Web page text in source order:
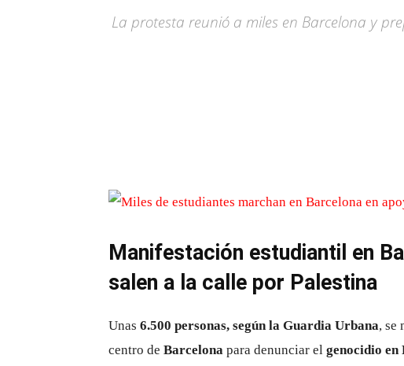
La protesta reunió a miles en Barcelona y
Manifestación estudiantil en
salen a la calle por Palestina
Unas 6.500 personas, según la Guardia Urbana, se
centro de Barcelona para denunciar el genocidio en